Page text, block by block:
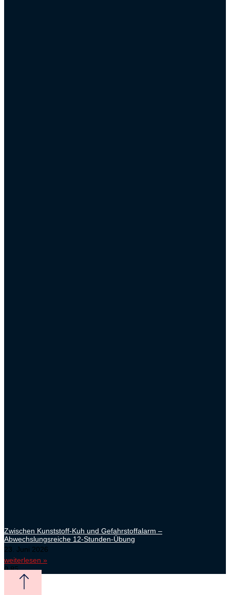
Zwischen Kunststoff-Kuh und Gefahrstoffalarm –
Abwechslungsreiche 12-Stunden-Übung
23. Juni 2026
weiterlesen »